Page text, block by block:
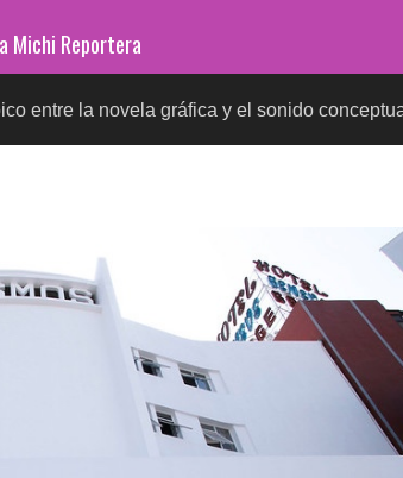
Michi Reportera
gráfica y el sonido conceptual SALUD